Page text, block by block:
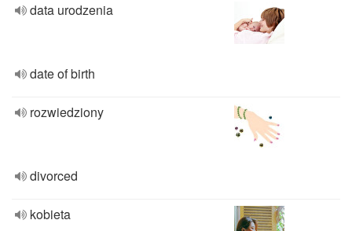
data urodzenia
date of birth
rozwiedziony
divorced
kobieta